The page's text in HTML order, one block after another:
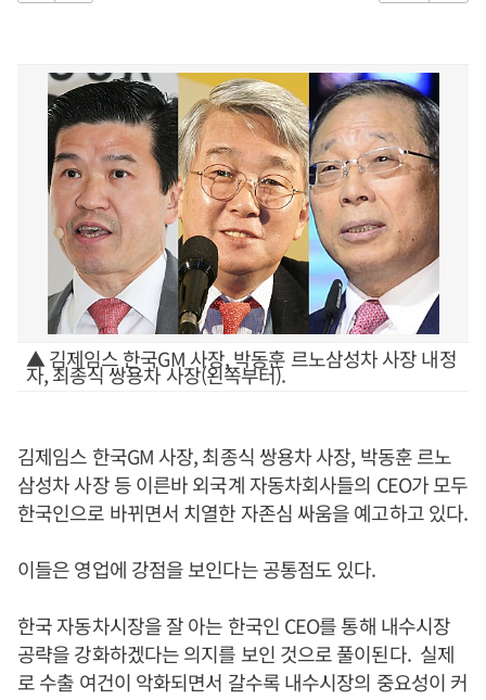
▲ 김제임스 한국GM 사장, 박동훈 르노삼성차 사장 내정
자, 최종식 쌍용차 사장(왼쪽부터).
김제임스 한국GM 사장, 최종식 쌍용차 사장, 박동훈 르노
삼성차 사장 등 이른바 외국계 자동차회사들의 CEO가 모두
한국인으로 바뀌면서 치열한 자존심 싸움을 예고하고 있다.
이들은 영업에 강점을 보인다는 공통점도 있다.
한국 자동차시장을 잘 아는 한국인 CEO를 통해 내수시장
공략을 강화하겠다는 의지를 보인 것으로 풀이된다. 실제
로 수출 여건이 악화되면서 갈수록 내수시장의 중요성이 커